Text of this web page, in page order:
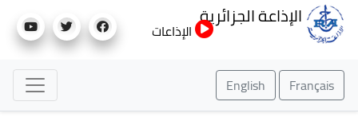
إلى
الإذاعة الجزائرية
الإذاعات
Français
English